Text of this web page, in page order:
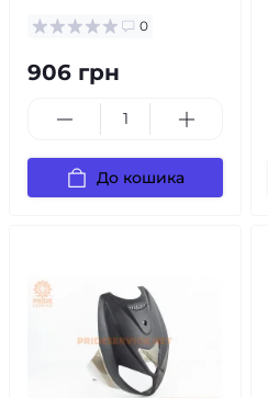
0
906 грн
До кошика